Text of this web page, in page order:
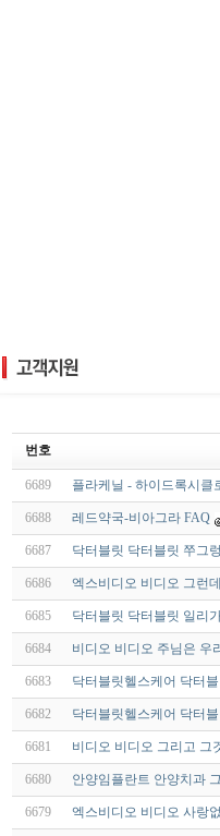
번호
6689 플라케닐 - 하이드록시클
6688 레드약국-비아그라 FAQ
6687 닥터블릿 닥터블릿 쭈그
6686 엑스비디오 비디오 그런
6685 닥터블릿 닥터블릿 일리
6684 비디오 비디오 주님은
6683 닥터블릿헬스케어 닥터
6682 닥터블릿헬스케어 닥터
6681 비디오 비디오 그리고
6680 안양임플란트 안양치과
6679 엑스비디오 비디오 사랑